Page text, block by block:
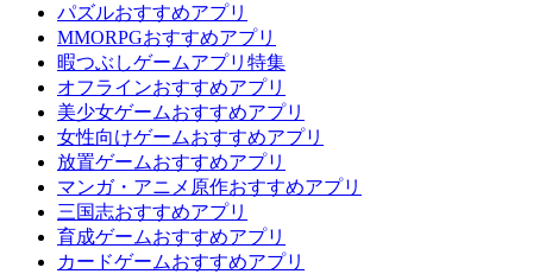
パズルおすすめアプリ
MMORPGおすすめアプリ
暇つぶしゲームアプリ特集
オフラインおすすめアプリ
美少女ゲームおすすめアプリ
女性向けゲームおすすめアプリ
放置ゲームおすすめアプリ
マンガ・アニメ原作おすすめアプリ
三国志おすすめアプリ
育成ゲームおすすめアプリ
カードゲームおすすめアプリ